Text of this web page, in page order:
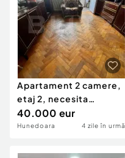
Apartament 2 camere,
etaj 2, necesita
revovare, zona central
40.000 eur
Hunedoara 4 zile în urmă